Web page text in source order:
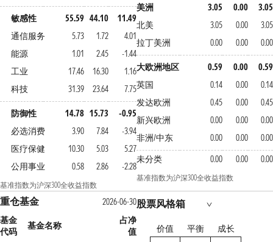
敏感性 55.59 44.10
11.49
通信服务
5.73 1.72
4.01
能源
1.01 2.45
-1.44
工业
17.46 16.30
1.16
科技
31.39 23.64 7.75
防御性 14.78 15.73
-0.95
必选消费
3.90 7.84
-3.94
医疗保健
10.30 5.03
5.27
公用事业
0.58 2.86 -2.28
基准指数为沪深300全收益指数
美洲 3.05 0.00
3.05
北美
3.05 0.00
3.05
拉丁美洲
0.00 0.00 0.00
大欧洲地区 0.59 0.00
0.59
英国
0.14 0.00
0.14
发达欧洲
0.45 0.00
0.45
新兴欧洲
0.00 0.00
0.00
非洲/中东
0.00 0.00
0.00
未分类
0.00 0.00 0.00
基准指数为沪深300全收益指数
重仓基金
2026-06-30
基金
代码
基金名称
占净
值
股票风格箱
价值 平衡 成长